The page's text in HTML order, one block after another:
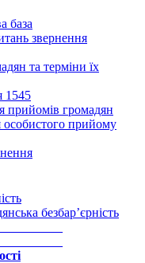
база
звернення
та терміни їх
1545
прийомів громадян
особистого прийому
безбар’єрність